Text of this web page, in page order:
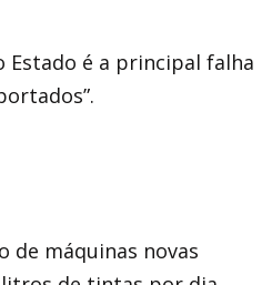
Estado é a principal falha
de máquinas novas